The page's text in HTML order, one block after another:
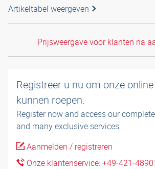
Artikeltabel weergeven
Prijsweergave voor klanten na
Registreer u nu om onze
kunnen roepen.
Register now and access our
and many exclusive services.
Aanmelden / registreren
Onze klantenservice: +49-421-